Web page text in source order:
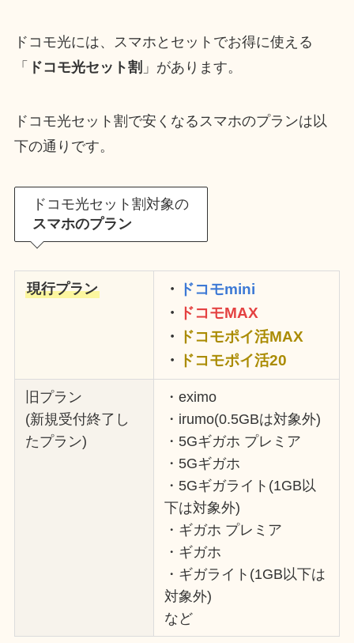
ドコモ光には、スマホとセットでお得に使える
「 ドコモ光セット割 」があります。
ドコモ光セット割で安くなるスマホのプランは以
下の通りです。
ドコモ光セット割対象の
スマホのプラン
現行プラン ・
ドコモmini
・
ドコモMAX
・
ドコモポイ活MAX
・
ドコモポイ活20
旧プラン
(新規受付終了し
たプラン)
・eximo
・irumo(0.5GBは対象外)
・5Gギガホ プレミア
・5Gギガホ
・5Gギガライト(1GB以
下は対象外)
・ギガホ プレミア
・ギガホ
・ギガライト(1GB以下は
対象外)
など